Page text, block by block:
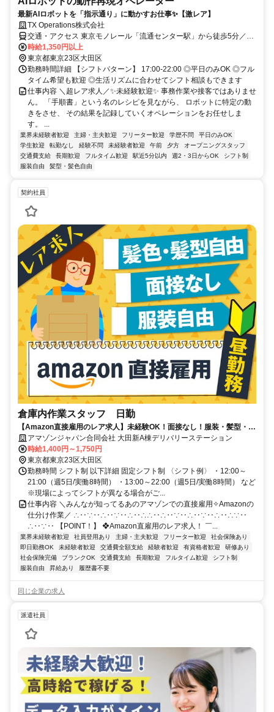
最新AIロボットを「指示通り」に動かすお仕事✨【激レア】
TX Operations株式会社
交通・アクセス 東京モノレール「流通センター駅」から徒歩5分／京
急平和島駅 バス5分
時給1,350円以上
東京都東京23区大田区
勤務時間詳細 【シフトパターン】 17:00-22:00 ◎平日のみOK ◎フル
タイム希望も歓迎 ◎生活リズムに合わせてシフト相談もできます
仕事内容 ＼超レア求人／✨未経験歓迎✨ 事務作業や接客ではありませ
ん。 「手順書」という名のレシピを見ながら、 ロボットに特定の動
きをさせ、 その結果を記録していくオペレーションをお任せしま
す。 ...
業界未経験者歓迎 主婦・主夫歓迎 フリーター歓迎 学歴不問
平日のみOK
学生歓迎
転勤なし 経験不問 未経験者歓迎 午前 夕方
オープニングスタッフ
交通費支給
長期歓迎 フルタイム歓迎 駅近5分以内 週2・3日からOK
シフト制
服装自由
髪型・髪色自由
契約社員
倉庫内作業スタッフ 日勤
【Amazon直接雇用のレア求人】未経験OK！面接なし！服装・髪型・髪
色自由で自分らしく働けます◎ 時給UP！
アマゾンジャパン合同会社 大田新A棟デリバリーステーション
時給1,400円～1,750円
東京都東京23区大田区
勤務時間 シフト制 以下詳細 固定シフト制 〈シフト例〉 ・12:00～
21:00（週5日/実働8時間） ・13:00～22:00（週5日/実働8時間） など
※現場によってシフトが異なる場合がご...
仕事内容 ＼みんなが知ってるあのアマゾンでの直接雇用✧Amazonの
仕分け作業／ ∴‥∵‥∴‥∵‥∴‥∴∴‥∴‥∵‥∴‥∵‥∴‥∴∵‥
∴‥∵‥ 【POINT！】 ❖Amazon直雇用のレア求人！ ￣...
業界未経験者歓迎 社員登用あり 主婦・主夫歓迎 フリーター歓迎
社会保険あり
即日勤務OK
未経験者歓迎 交通費全額支給 経験者歓迎 有資格者歓迎
研修あり
社会保険完備
ブランクOK 交通費支給 長期歓迎 フルタイム歓迎
シフト制
服装自由
昇給あり 履歴書不要
同じ企業の求人
派遣社員